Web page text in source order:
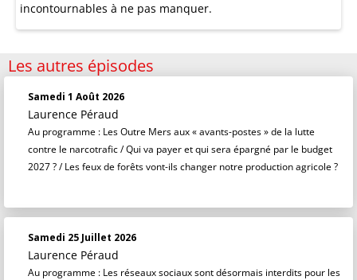
incontournables à ne pas manquer.
Les autres épisodes
Samedi 1 Août 2026
Laurence Péraud
Au programme : Les Outre Mers aux « avants-postes » de la lutte
contre le narcotrafic / Qui va payer et qui sera épargné par le budget
2027 ? / Les feux de forêts vont-ils changer notre production agricole ?
Samedi 25 Juillet 2026
Laurence Péraud
Au programme : Les réseaux sociaux sont désormais interdits pour les